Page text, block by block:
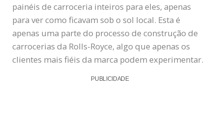
painéis de carroceria inteiros para eles, apenas
para ver como ficavam sob o sol local. Esta é
apenas uma parte do processo de construção de
carrocerias da Rolls-Royce, algo que apenas os
clientes mais fiéis da marca podem experimentar.
PUBLICIDADE